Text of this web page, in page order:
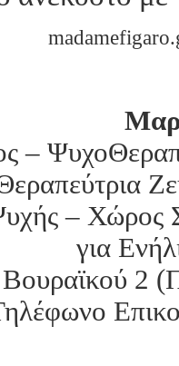
–
– Χώρος
για
Βουραϊκού 2